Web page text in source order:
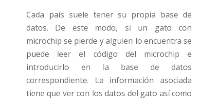
Cada país suele tener su propia base de
datos. De este modo, si un gato con
microchip se pierde y alguien lo encuentra se
puede leer el código del microchip e
introducirlo en la base de datos
correspondiente. La información asociada
tiene que ver con los datos del gato así como